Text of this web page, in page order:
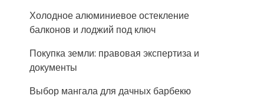
Холодное алюминиевое остекление
балконов и лоджий под ключ
Покупка земли: правовая экспертиза и
документы
Выбор мангала для дачных барбекю